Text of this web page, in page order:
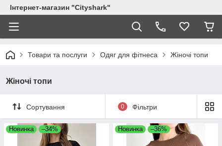
Інтернет-магазин "Сityshark"
Товари та послуги Одяг для фітнеса Жіночі топи
Жіночі топи
Сортування 0 Фільтри
Новинка –34% Новинка –36%